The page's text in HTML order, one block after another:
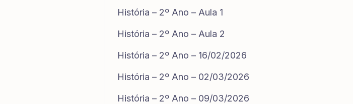
História – 2º Ano – Aula 1
História – 2º Ano – Aula 2
História – 2º Ano – 16/02/2026
História – 2º Ano – 02/03/2026
História – 2º Ano – 09/03/2026